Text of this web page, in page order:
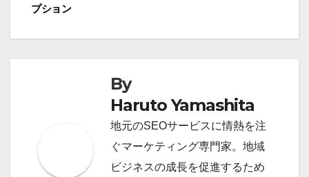
プション
By
Haruto Yamashita
地元のSEOサービスに情熱を注
ぐマーケティング専門家。地域
ビジネスの成長を促進するため